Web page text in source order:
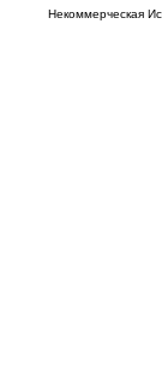
Некоммерческая